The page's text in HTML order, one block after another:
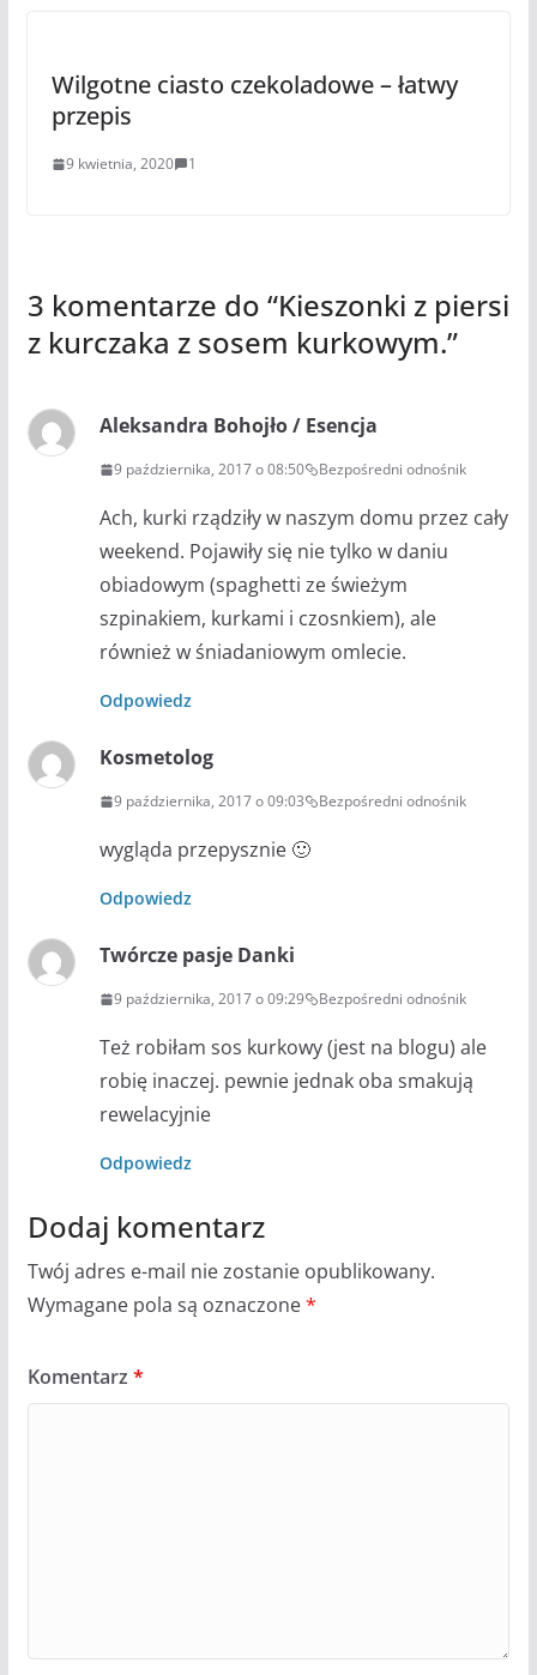
Wilgotne ciasto czekoladowe – łatwy
przepis
9 kwietnia, 2020 1
3 komentarze do “Kieszonki z piersi
z kurczaka z sosem kurkowym.”
Aleksandra Bohojło / Esencja
9 października, 2017 o 08:50 Bezpośredni odnośnik
Ach, kurki rządziły w naszym domu przez cały
weekend. Pojawiły się nie tylko w daniu
obiadowym (spaghetti ze świeżym
szpinakiem, kurkami i czosnkiem), ale
również w śniadaniowym omlecie.
Odpowiedz
Kosmetolog
9 października, 2017 o 09:03 Bezpośredni odnośnik
wygląda przepysznie 🙂
Odpowiedz
Twórcze pasje Danki
9 października, 2017 o 09:29 Bezpośredni odnośnik
Też robiłam sos kurkowy (jest na blogu) ale
robię inaczej. pewnie jednak oba smakują
rewelacyjnie
Odpowiedz
Dodaj komentarz
Twój adres e-mail nie zostanie opublikowany.
Wymagane pola są oznaczone*
Komentarz *